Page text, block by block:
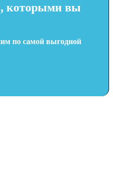
которыми вы
по самой выгодной